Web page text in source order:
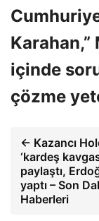
Karahan,”
içinde
çözme
← Kazancı
‘kardeş
paylaştı,
yaptı – Son
Haberleri